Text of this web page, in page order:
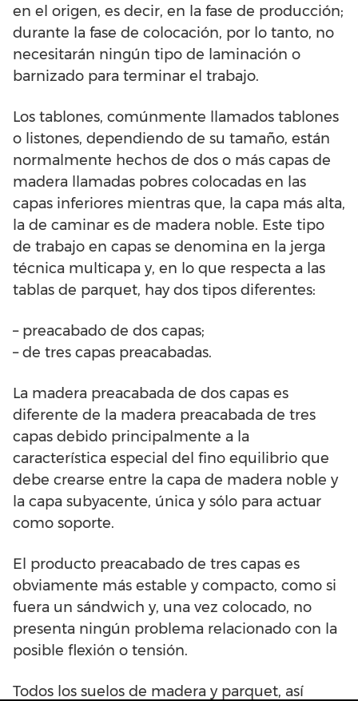
en el origen, es decir, en la fase de producción;
durante la fase de colocación, por lo tanto, no
necesitarán ningún tipo de laminación o
barnizado para terminar el trabajo.
Los tablones, comúnmente llamados tablones
o listones, dependiendo de su tamaño, están
normalmente hechos de dos o más capas de
madera llamadas pobres colocadas en las
capas inferiores mientras que, la capa más alta,
la de caminar es de madera noble. Este tipo
de trabajo en capas se denomina en la jerga
técnica multicapa y, en lo que respecta a las
tablas de parquet, hay dos tipos diferentes:
– preacabado de dos capas;
– de tres capas preacabadas.
La madera preacabada de dos capas es
diferente de la madera preacabada de tres
capas debido principalmente a la
característica especial del fino equilibrio que
debe crearse entre la capa de madera noble y
la capa subyacente, única y sólo para actuar
como soporte.
El producto preacabado de tres capas es
obviamente más estable y compacto, como si
fuera un sándwich y, una vez colocado, no
presenta ningún problema relacionado con la
posible flexión o tensión.
Todos los suelos de madera y parquet, así